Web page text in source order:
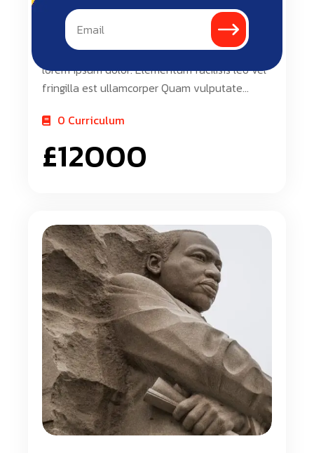
Society and Environment
About Course What will you learn Eget est
lorem ipsum dolor. Elementum facilisis leo vel
fringilla est ullamcorper Quam vulputate
tincidunt arcu non. Blandit turpis cursus in hac
habitasse platea dictumst quisque. Urna nunc
id cursus metus aliquam eleifend. Diam ut
dignissim suspendisse in est. Id donec ultrices
tincidunt arcu non. Tlandit turpis cursus in hac
habitasse platea dictumst quisque. Erna nunc
id cursus metus aliquam eleifend. Diam ut
venenatis tellus in metus. Having […]
0 Curriculum
£12000